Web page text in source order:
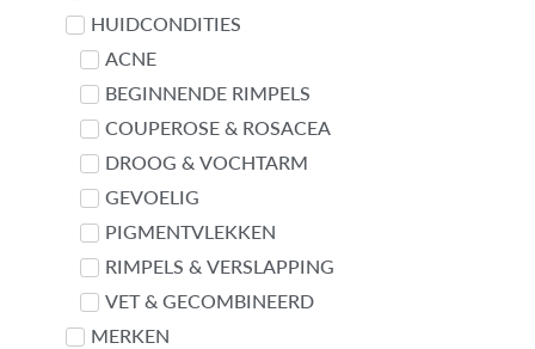
HUIDCONDITIES
ACNE
BEGINNENDE RIMPELS
COUPEROSE & ROSACEA
DROOG & VOCHTARM
GEVOELIG
PIGMENTVLEKKEN
RIMPELS & VERSLAPPING
VET & GECOMBINEERD
MERKEN